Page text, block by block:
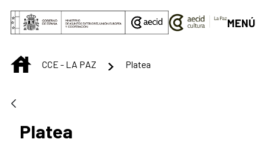
Saltar al contenido principal
MENÚ
INICIOCCE - LA PAZ Platea
Platea